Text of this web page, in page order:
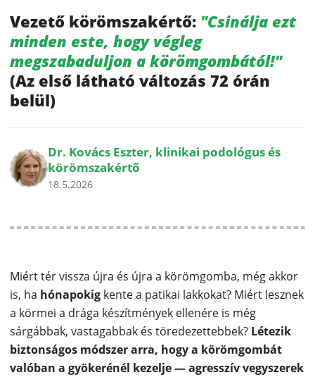
Vezető körömszakértő: "Csinálja ezt
minden este, hogy végleg
megszabaduljon a körömgombától!"
(Az első látható változás 72 órán
belül)
Dr. Kovács Eszter, klinikai podológus és
körömszakértő
18.5.2026
Miért tér vissza újra és újra a körömgomba, még akkor
is, ha hónapokig kente a patikai lakkokat? Miért lesznek
a körmei a drága készítmények ellenére is még
sárgábbak, vastagabbak és töredezettebbek? Létezik
biztonságos módszer arra, hogy a körömgombát
valóban a gyökerénél kezelje — agresszív vegyszerek